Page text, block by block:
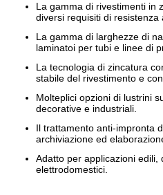
La gamma di rivestimenti in
diversi requisiti di resistenza
La gamma di larghezze di
laminatoi per tubi e linee di
La tecnologia di zincatura
stabile del rivestimento e
Molteplici opzioni di lustrini
decorative e industriali.
Il trattamento anti-impronta
archiviazione ed
Adatto per applicazioni
elettrodomestici.